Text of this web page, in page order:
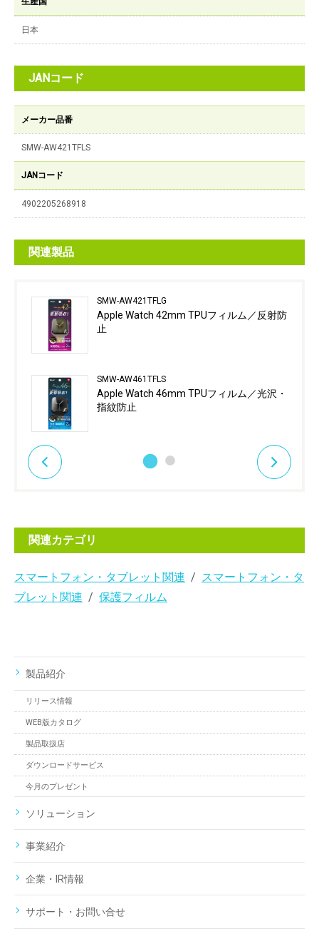
日本
JANコード
メーカー品番
SMW-AW421TFLS
JANコード
4902205268918
関連製品
SMW-AW421TFLG
Apple Watch 42mm TPUフィルム／反射防
止
SMW-AW461TFLS
Apple Watch 46mm TPUフィルム／光沢・
指紋防止
関連カテゴリ
スマートフォン・タブレット関連
スマートフォン・タ
ブレット関連
保護フィルム
製品紹介
リリース情報
WEB版カタログ
製品取扱店
ダウンロードサービス
今月のプレゼント
ソリューション
事業紹介
企業・IR情報
サポート・お問い合せ